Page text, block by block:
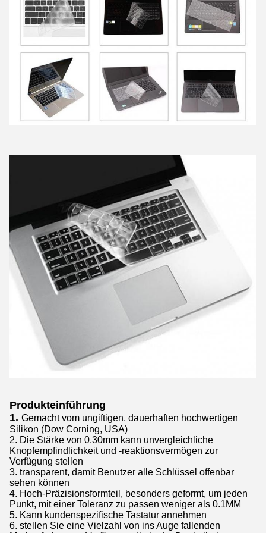
Produkteinführung
1. Gemacht vom ungiftigen, dauerhaften hochwertigen
Silikon (Dow Corning, USA)
2. Die Stärke von 0.30mm kann unvergleichliche
Knopfempfindlichkeit und -reaktionsvermögen zur
Verfügung stellen
3. transparent, damit Benutzer alle Schlüssel offenbar
sehen können
4. Hoch-Präzisionsformteil, besonders geformt, um jeden
Punkt, mit einer Toleranz zu passen weniger als 0.1MM
5. Kann kundenspezifische Tastatur annehmen
6. stellen Sie eine Vielzahl von ins Auge fallenden